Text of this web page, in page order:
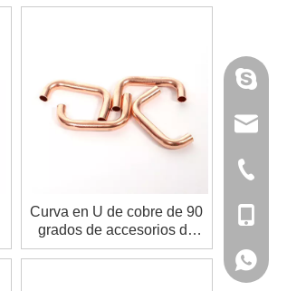
Curva en U de cobre de 90
grados de accesorios de
cobre ACR
+ 86-
+86 -